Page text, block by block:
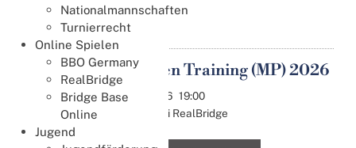
Nationalmannschaften
Turnierrecht
Online Spielen
BBO Germany
RealBridge
Bridge Base
Online
Jugend
Details
07
Okt.
10. Damen Training (MP) 2026
07.10.2026 19:00
Online bei RealBridge